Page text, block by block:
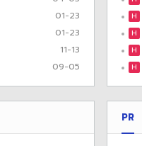
01-23
01-23
11-13
09-05
H
H
H
H
PR